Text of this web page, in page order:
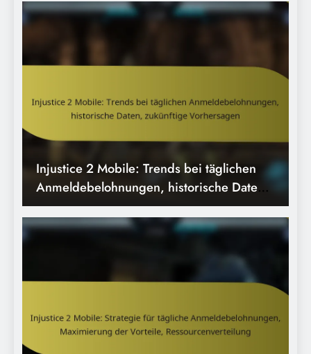
Injustice 2 Mobile: Strategie für tägliche
Anmeldebelohnungen, Maximierung der
Vorteile, Ressourcenverteilung